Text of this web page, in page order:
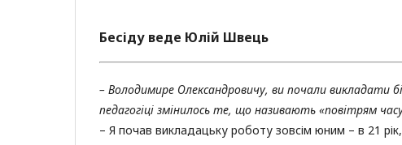
Бесіду веде Юлій Швець
– Володимире Олександровичу, ви почали викладати
педагогіці змінилось те, що називають «повітрям
– Я почав викладацьку роботу зовсім юним – в 21